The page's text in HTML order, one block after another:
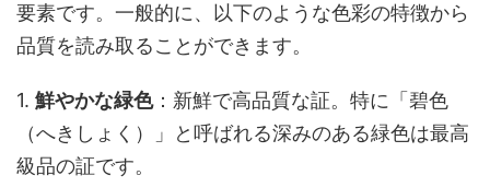
要素です。一般的に、以下のような色彩の特徴から
品質を読み取ることができます。
1. 鮮やかな緑色：新鮮で高品質な証。特に「碧色
（へきしょく）」と呼ばれる深みのある緑色は最高
級品の証です。